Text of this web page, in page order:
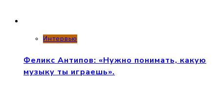
Интервью
Феликс Антипов: «Нужно понимать, какую
музыку ты играешь».